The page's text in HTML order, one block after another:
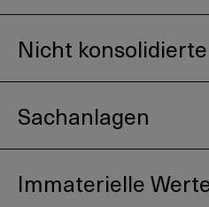
Nicht
Sachanlagen
Immaterielle